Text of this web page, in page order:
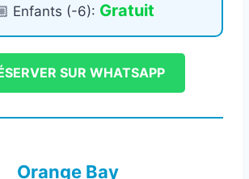
Enfants (-6): Gratuit
SUR WHATSAPP
Orange Bay